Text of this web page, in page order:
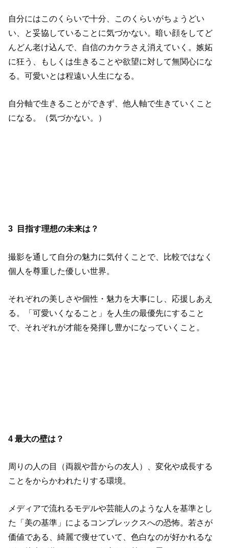
自分にはこのくらいで十分、このくらいがちょうどい
い、と妥協していることに気づかない。暗い顔をしてど
んどん老け込んで、自信のカケラさえ消えていく。嫉妬
に狂う、もしくは生きることや欲望に対して無関心にな
る。可愛いとは程遠い人生になる。
自分軸で生きることができず、他人軸で生きていくこと
になる。（気づかない。）
3 目指す理想の未来は？
撮影を通して自分の魅力に気付くことで、比較ではなく
個人を尊重した優しい世界。
それぞれの美しさや個性・魅力を大事にし、応援しあえ
る。「可愛いくなること」を人生の最優先にすること
で、それぞれが才能を発揮し豊かになっていくこと。
4 最大の壁は？
周りの人の目（両親や昔からの友人）、変化や成長する
ことをからかわれたりする環境。
メディアで流れるモデルや芸能人のような人を基準とし
た「美の基準」によるコンプレックスへの恐怖。若さが
価値である、綺麗で痩せていて、色白なのが好かれるな